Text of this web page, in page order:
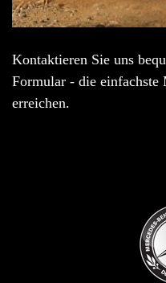
Kontaktieren Sie uns
Formular - die
erreichen.